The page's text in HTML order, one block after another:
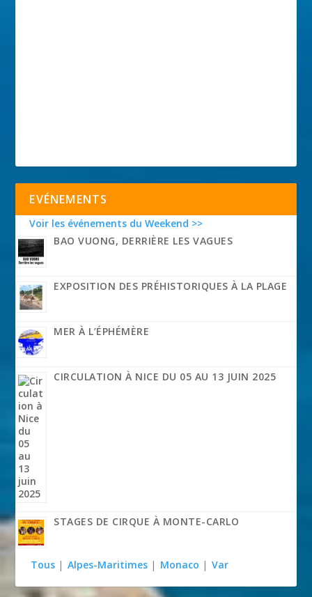
EVÉNEMENTS
Voir les événements du Weekend >>
BAO VUONG, DERRIÈRE LES VAGUES
EXPOSITION DES PRÉHISTORIQUES À LA PLAGE
MER À L’ÉPHÉMÈRE
CIRCULATION À NICE DU 05 AU 13 JUIN 2025
STAGES DE CIRQUE À MONTE-CARLO
Tous | Alpes-Maritimes | Monaco | Var